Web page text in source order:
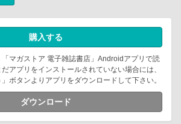
購入する
マガストア 電子雑誌書店」Androidアプリで読
アプリをインストールされていない場合には、
ボタンよりアプリをダウンロードして下さい。
ダウンロード